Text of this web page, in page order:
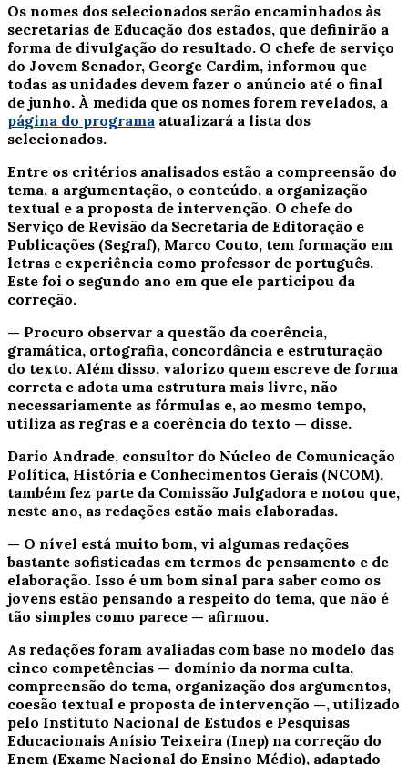
Os nomes dos selecionados serão encaminhados às
secretarias de Educação dos estados, que definirão a
forma de divulgação do resultado. O chefe de serviço
do Jovem Senador, George Cardim, informou que
todas as unidades devem fazer o anúncio até o final
de junho. À medida que os nomes forem revelados, a
página do programa atualizará a lista dos
selecionados.
Entre os critérios analisados estão a compreensão do
tema, a argumentação, o conteúdo, a organização
textual e a proposta de intervenção. O chefe do
Serviço de Revisão da Secretaria de Editoração e
Publicações (Segraf), Marco Couto, tem formação em
letras e experiência como professor de português.
Este foi o segundo ano em que ele participou da
correção.
— Procuro observar a questão da coerência,
gramática, ortografia, concordância e estruturação
do texto. Além disso, valorizo quem escreve de forma
correta e adota uma estrutura mais livre, não
necessariamente as fórmulas e, ao mesmo tempo,
utiliza as regras e a coerência do texto — disse.
Dario Andrade, consultor do Núcleo de Comunicação
Política, História e Conhecimentos Gerais (NCOM),
também fez parte da Comissão Julgadora e notou que,
neste ano, as redações estão mais elaboradas.
— O nível está muito bom, vi algumas redações
bastante sofisticadas em termos de pensamento e de
elaboração. Isso é um bom sinal para saber como os
jovens estão pensando a respeito do tema, que não é
tão simples como parece — afirmou.
As redações foram avaliadas com base no modelo das
cinco competências — domínio da norma culta,
compreensão do tema, organização dos argumentos,
coesão textual e proposta de intervenção —, utilizado
pelo Instituto Nacional de Estudos e Pesquisas
Educacionais Anísio Teixeira (Inep) na correção do
Enem (Exame Nacional do Ensino Médio), adaptado